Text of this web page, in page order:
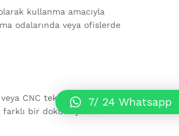
kullanma amacıyla
odalarında veya ofislerde
CNC teknolojisiyle
bir dokunuş ekler.
7/ 24 Whatsapp